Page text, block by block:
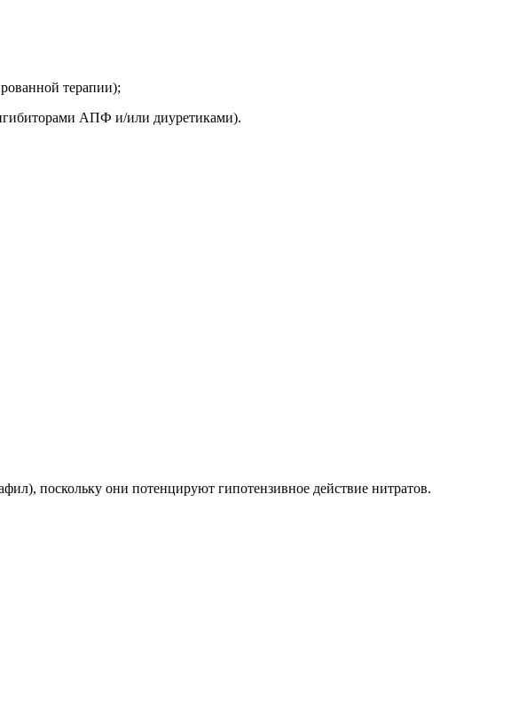
терапии);
АПФ и/или диуретиками).
поскольку они потенцируют гипотензивное действие нитратов.